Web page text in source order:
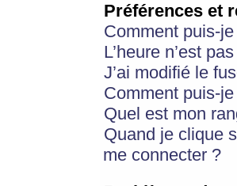
Préférences et
Comment puis-
L’heure n’est
J’ai modifié le
Comment puis-
Quel est mon
Quand je clique
me connecter ?